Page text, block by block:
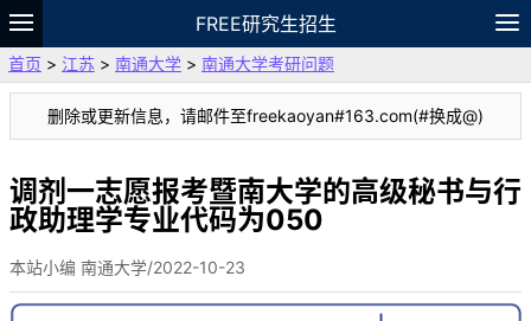
FREE研究生招生
题库
故事 专题 APP 笔记
VIP
资料
首页 > 江苏 > 南通大学 > 南通大学考研问题
删除或更新信息，请邮件至freekaoyan#163.com(#换成@)
调剂一志愿报考暨南大学的高级秘书与行
政助理学专业代码为050
本站小编 南通大学/2022-10-23